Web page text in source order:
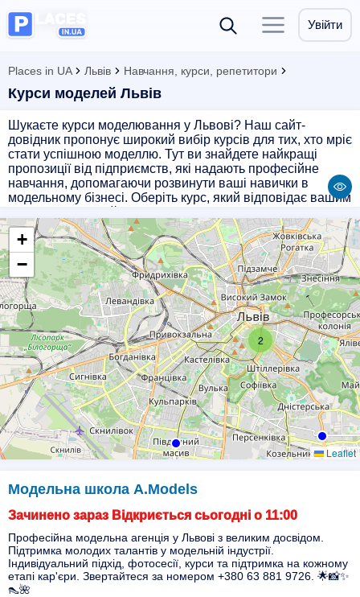
Увійти
Places in UA Львів Навчання, курси, репетитори
Курси моделей Львів
Шукаєте курси моделювання у Львові? Наш сайт-
довідник пропонує широкий вибір курсів для тих, хто мріє
стати успішною моделлю. Тут ви знайдете найкращі
пропозиції від підприємств, які надають професійне
навчання, допомагаючи розвинути ваші навички в
модельному бізнесі. Оберіть курс, який відповідає вашим
разом з нами!
2
+
−
Leaflet
Модельна школа A.Models
Зачинено зараз Відкриється сьогодні о 11:00
Професійна модельна агенція у Львові з великим досвідом.
Підтримка молодих талантів у модельній індустрії.
Індивідуальний підхід, фотосесії, курси та підтримка на кожному
етапі кар'єри. Звертайтеся за номером +380 63 881 9726. 🌟📸✨
👠🌺